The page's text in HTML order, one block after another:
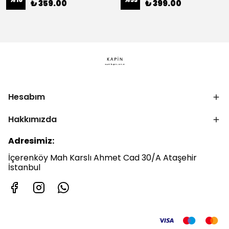
₺ 359.00 ₺ 399.00
Hesabım
Hakkımızda
Adresimiz:
İçerenköy Mah Karslı Ahmet Cad 30/A Ataşehir
İstanbul